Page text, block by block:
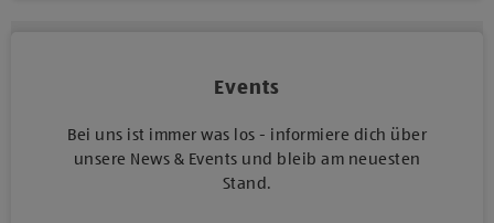
Events
Bei uns ist immer was los - informiere dich über
unsere News & Events und bleib am neuesten
Stand.